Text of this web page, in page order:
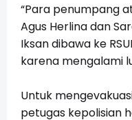
“Para penumpang
Agus Herlina dan
Iksan dibawa ke
karena mengalami
Untuk
petugas kepolisian